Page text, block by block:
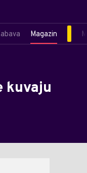
Magazin
kuvaju